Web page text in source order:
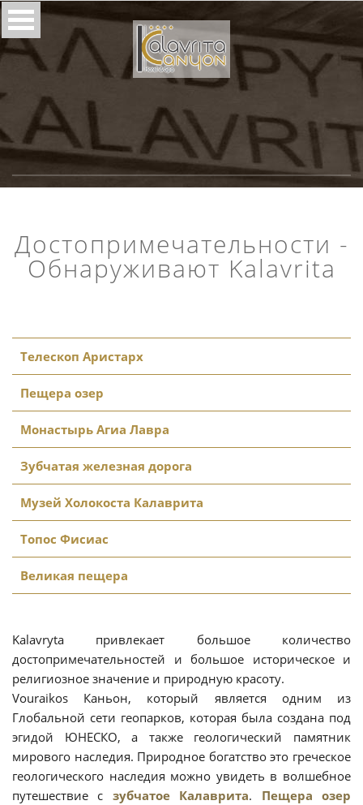
Достопримечательности -
Обнаруживают Kalavrita
Телескоп Аристарх
Пещера озер
Монастырь Агиа Лавра
Зубчатая железная дорога
Музей Холокоста Калаврита
Топос Фисиас
Великая пещера
Kalavryta привлекает большое количество
достопримечательностей и большое историческое и
религиозное значение и природную красоту.
Vouraikos Каньон, который является одним из
Глобальной сети геопарков, которая была создана под
эгидой ЮНЕСКО, а также геологический памятник
мирового наследия. Природное богатство это греческое
геологического наследия можно увидеть в волшебное
путешествие с зубчатое Калаврита. Пещера озер